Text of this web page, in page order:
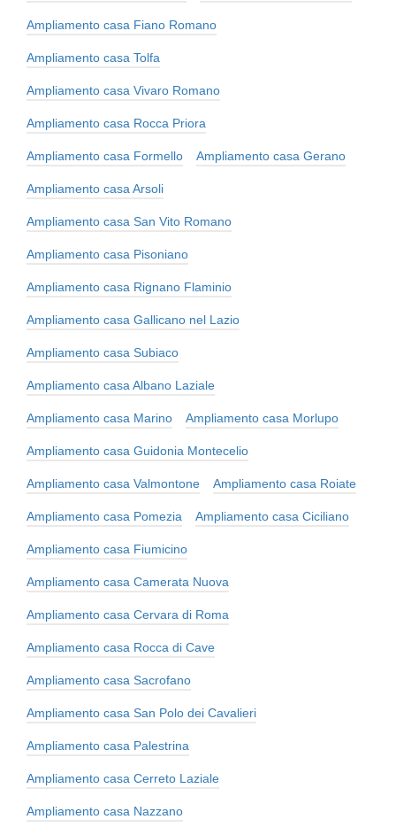
Ampliamento casa Fiano Romano
Ampliamento casa Tolfa
Ampliamento casa Vivaro Romano
Ampliamento casa Rocca Priora
Ampliamento casa Formello Ampliamento casa Gerano
Ampliamento casa Arsoli
Ampliamento casa San Vito Romano
Ampliamento casa Pisoniano
Ampliamento casa Rignano Flaminio
Ampliamento casa Gallicano nel Lazio
Ampliamento casa Subiaco
Ampliamento casa Albano Laziale
Ampliamento casa Marino Ampliamento casa Morlupo
Ampliamento casa Guidonia Montecelio
Ampliamento casa Valmontone Ampliamento casa Roiate
Ampliamento casa Pomezia Ampliamento casa Ciciliano
Ampliamento casa Fiumicino
Ampliamento casa Camerata Nuova
Ampliamento casa Cervara di Roma
Ampliamento casa Rocca di Cave
Ampliamento casa Sacrofano
Ampliamento casa San Polo dei Cavalieri
Ampliamento casa Palestrina
Ampliamento casa Cerreto Laziale
Ampliamento casa Nazzano